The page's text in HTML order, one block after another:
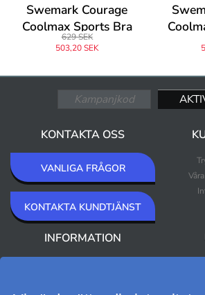
Swemark Courage
Coolmax Sports Bra
629 SEK
503,20 SEK
KONTAKTA OSS
VANLIGA FRÅGOR
KONTAKTA KUNDTJÄNST
INFORMATION